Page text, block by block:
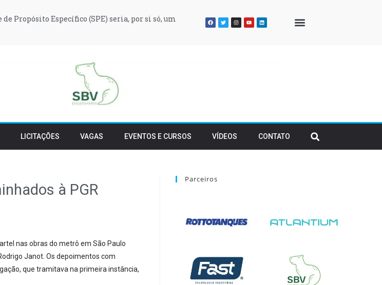
Propósito Específico (SPE) seria, por si só, um
LICITAÇÕES VAGAS EVENTOS E CURSOS VÍDEOS CONTATO
à PGR
nas obras do metrô em São Paulo
Janot. Os depoimentos com
que tramitava na primeira instância,
Parceiros